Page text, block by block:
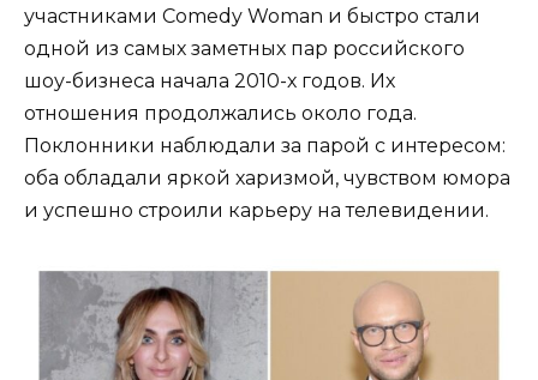
участниками Comedy Woman и быстро стали
одной из самых заметных пар российского
шоу-бизнеса начала 2010-х годов. Их
отношения продолжались около года.
Поклонники наблюдали за парой с интересом:
оба обладали яркой харизмой, чувством юмора
и успешно строили карьеру на телевидении.